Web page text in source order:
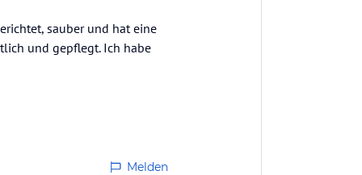
sauber und hat eine
und gepflegt. Ich habe
und ich habe viele nette
Melden